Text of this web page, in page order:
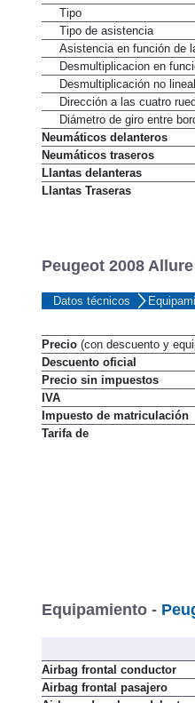
Dirección
Tipo
Tipo de asistencia
Asistencia en función de
Desmultiplicacion en
Desmultiplicación no lineal
Dirección a las cuatro
Diámetro de giro entre
Neumáticos delanteros
Neumáticos traseros
Llantas delanteras
Peugeot 2008
Precio(con descuento y
Descuento oficial
Precio sin impuestos
IVA
Impuesto de matriculación
Equipamiento -
Airbag frontal conductor